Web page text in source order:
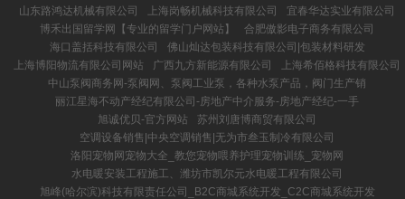
山东路鸿达机械有限公司
上海岗畅机械科技有限公司
宜春华达实业有限公司
博禾出国留学网【专业的留学门户网站】
合肥傲影电子商务有限公司
海口盖括科技有限公司
佛山灿达包装科技有限公司|包装材料研发
上海博阳物流有限公司网站
广西九方新能源有限公司
上海希佰格科技有限公司
中山泵阀商务网-泵阀网、泵阀工业泵，各种水泵产品，阀门生产销
丽江星海不动产经纪有限公司-房地产中介服务-房地产经纪-一手
旭诚优贝-官方网站
苏州刘唐博商贸有限公司
空调设备销售|中央空调销售|无为市叁玉制冷有限公司
洛阳宠物网宠物大全_教您宠物喂养护理宠物训练_宠物网
水电暖安装工程施工、潍坊市凯尔元水电暖工程有限公司
旭峰(哈尔滨)科技有限责任公司_B2C商城系统开发_C2C商城系统开发